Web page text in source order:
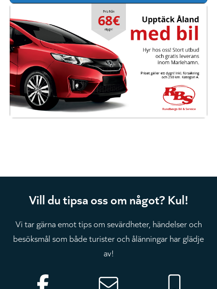
Vill du tipsa oss om något? Kul!
Vi tar gärna emot tips om sevärdheter, händelser och
besöksmål som både turister och ålänningar har glädje
av!